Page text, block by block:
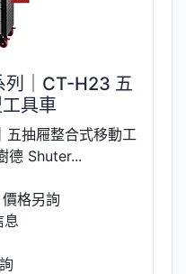
列｜CT-H23 五
具車
抽屜整合式移動工
德 Shuter...
價格另詢
息